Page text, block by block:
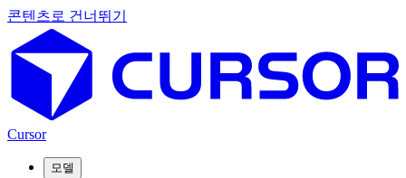
콘텐츠로 건너뛰기
Cursor
모델